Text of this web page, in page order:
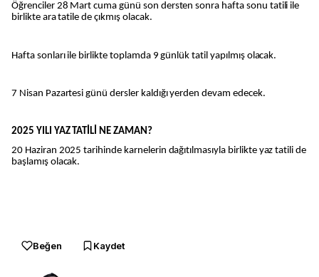
Öğrenciler 28 Mart cuma günü son dersten sonra hafta sonu tatili ile
birlikte ara tatile de çıkmış olacak.
Hafta sonları ile birlikte toplamda 9 günlük tatil yapılmış olacak.
7 Nisan Pazartesi günü dersler kaldığı yerden devam edecek.
2025 YILI YAZ TATİLİ NE ZAMAN?
20 Haziran 2025 tarihinde karnelerin dağıtılmasıyla birlikte yaz tatili de
başlamış olacak.
Beğen Kaydet